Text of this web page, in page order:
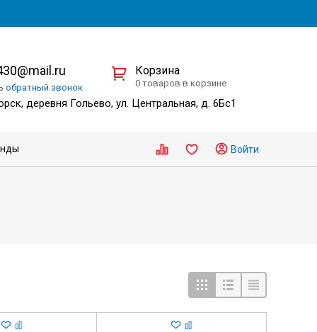
обратный звонок
деревня Гольево, ул. Центральная, д. 6Бс1
Корзина
0 товаров в корзине
Войти